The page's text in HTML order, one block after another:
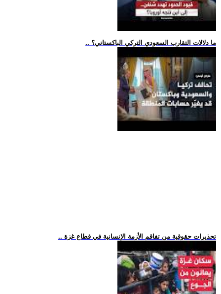
.. ما دلالات التقارب السعودي التركي الباكستاني؟
.. تحذيرات حقوقية من تفاقم الأزمة الإنسانية في قطاع غزة